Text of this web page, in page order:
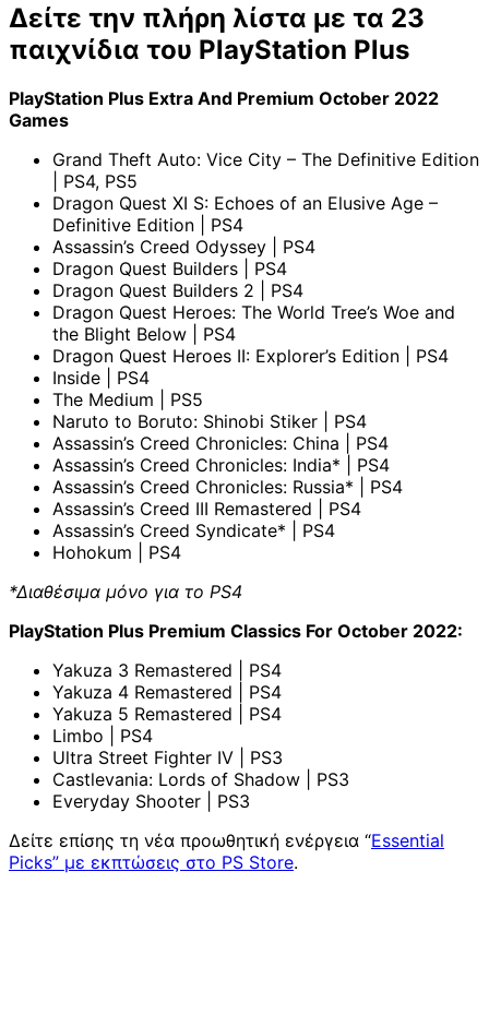
Δείτε την πλήρη λίστα με τα 23
παιχνίδια του PlayStation Plus
PlayStation Plus Extra And Premium October 2022
Games
Grand Theft Auto: Vice City – The Definitive Edition
| PS4, PS5
Dragon Quest XI S: Echoes of an Elusive Age –
Definitive Edition | PS4
Assassin’s Creed Odyssey | PS4
Dragon Quest Builders | PS4
Dragon Quest Builders 2 | PS4
Dragon Quest Heroes: The World Tree’s Woe and
the Blight Below | PS4
Dragon Quest Heroes II: Explorer’s Edition | PS4
Inside | PS4
The Medium | PS5
Naruto to Boruto: Shinobi Stiker | PS4
Assassin’s Creed Chronicles: China | PS4
Assassin’s Creed Chronicles: India* | PS4
Assassin’s Creed Chronicles: Russia* | PS4
Assassin’s Creed III Remastered | PS4
Assassin’s Creed Syndicate* | PS4
Hohokum | PS4
*Διαθέσιμα μόνο για το PS4
PlayStation Plus Premium Classics For October 2022:
Yakuza 3 Remastered | PS4
Yakuza 4 Remastered | PS4
Yakuza 5 Remastered | PS4
Limbo | PS4
Ultra Street Fighter IV | PS3
Castlevania: Lords of Shadow | PS3
Everyday Shooter | PS3
Δείτε επίσης τη νέα προωθητική ενέργεια “Essential
Picks” με εκπτώσεις στο PS Store.